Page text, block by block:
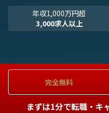
年収1,000万円超
3,000求人以上
完全無料
まずは1分で転職・キ